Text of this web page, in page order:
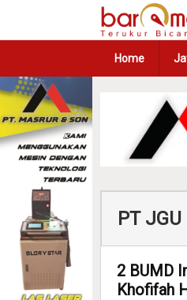
Home
PT JGU
2 BUMD
Khofifah